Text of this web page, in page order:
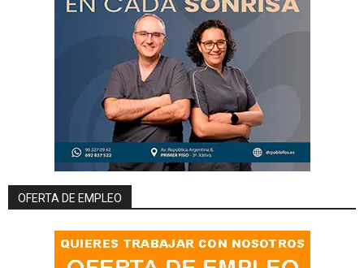
OFERTA DE EMPLEO